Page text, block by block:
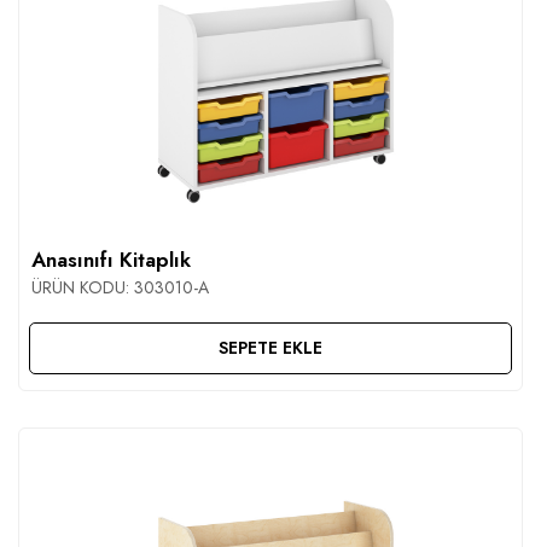
Anasınıfı Kitaplık
ÜRÜN KODU: 303010-A
SEPETE EKLE